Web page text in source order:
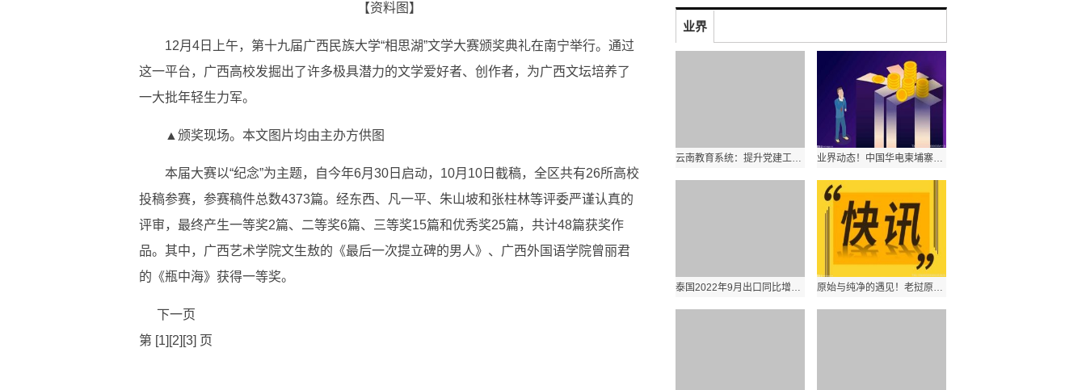
【资料图】
12月4日上午，第十九届广西民族大学“相思湖”文学大赛颁奖典礼在南宁举行。通过
这一平台，广西高校发掘出了许多极具潜力的文学爱好者、创作者，为广西文坛培养了
一大批年轻生力军。
▲颁奖现场。本文图片均由主办方供图
本届大赛以“纪念”为主题，自今年6月30日启动，10月10日截稿，全区共有26所高校
投稿参赛，参赛稿件总数4373篇。经东西、凡一平、朱山坡和张柱林等评委严谨认真的
评审，最终产生一等奖2篇、二等奖6篇、三等奖15篇和优秀奖25篇，共计48篇获奖作
品。其中，广西艺术学院文生敖的《最后一次提立碑的男人》、广西外国语学院曾丽君
的《瓶中海》获得一等奖。
下一页
第 [1][2][3] 页
业界
云南教育系统：提升党建工作质量是办学治校的基本功和生命线 业界动态！中国华电柬埔寨西港项目首台机组顺利通过试验
泰国2022年9月出口同比增长7.8% 农产品出口额同比增长1.8% 原始与纯净的遇见！老挝原生态古树茶亮相第五届进博会